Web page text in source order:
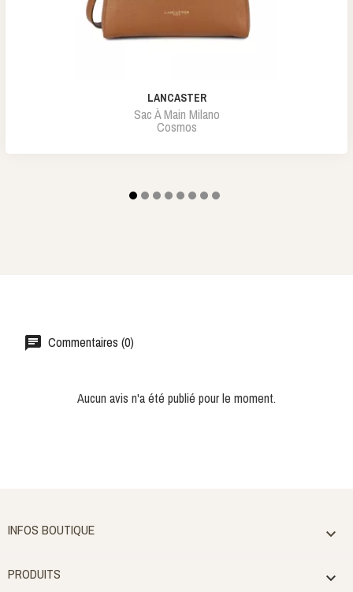
LANCASTER
Sac À Main Milano
Cosmos
Commentaires (0)
Aucun avis n'a été publié pour le moment.
INFOS BOUTIQUE 
PRODUITS 